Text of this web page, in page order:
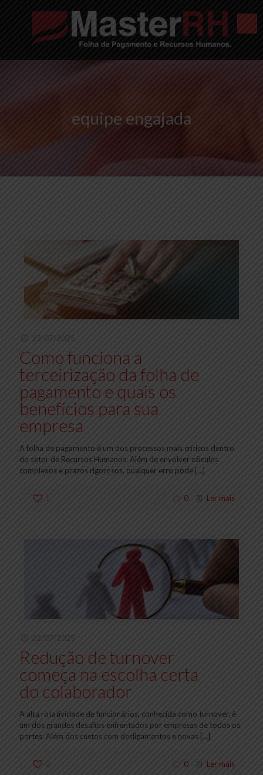
equipe engajada
23/07/2025
Como funciona a
terceirização da folha de
pagamento e quais os
benefícios para sua
empresa
A folha de pagamento é um dos processos mais críticos dentro
do setor de Recursos Humanos. Além de envolver cálculos
complexos e prazos rigorosos, qualquer erro pode […]
1 0 Ler mais
22/07/2025
Redução de turnover
começa na escolha certa
do colaborador
A alta rotatividade de funcionários, conhecida como turnover, é
um dos grandes desafios enfrentados por empresas de todos os
portes. Além dos custos com desligamentos e novas […]
0 0 Ler mais